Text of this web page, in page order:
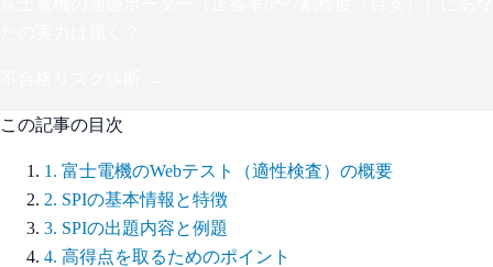
この記事の目次
1 . 富士電機のWebテスト（適性検査）の概要
2. SPIの基本情報と特徴
3. SPIの出題内容と例題
4. 高得点を取るためのポイント